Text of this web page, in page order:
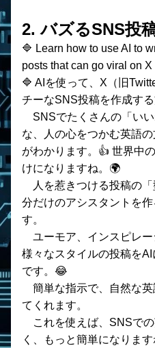
2. バズるSNS投
🔷 Learn how to use AI to
posts that can go viral on X
🔷 AIを使って、X（旧
チーなSNS投稿を作成す
SNSでたくさんの「いい
な、人の心をつかむ英語
がわかります。👍 世界中
けになりますね。🌍
分だけのアシスタントを
す。
様々なスタイルの投稿を
です。😂
てくれます。
く、もっと簡単になります